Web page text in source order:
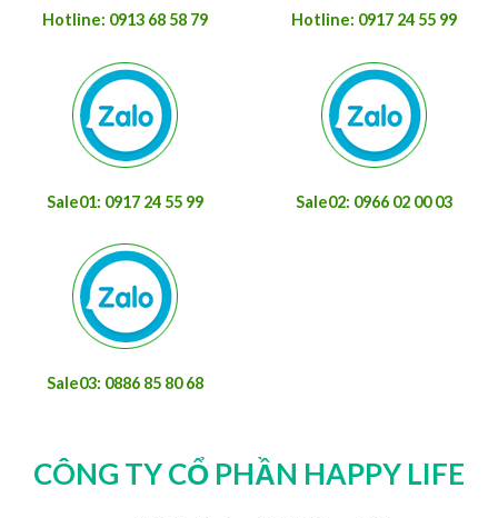
Hotline: 0913 68 58 79 Hotline: 0917 24 55 99
Sale01: 0917 24 55 99 Sale02: 0966 02 00 03
Sale03: 0886 85 80 68
CÔNG TY CỔ PHẦN HAPPY LIFE